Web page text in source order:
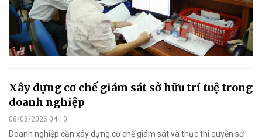
Xây dựng cơ chế giám sát sở hữu trí tuệ trong
doanh nghiệp
08/08/2026 04:10
Doanh nghiệp cần xây dựng cơ chế giám sát và thực thi quyền sở